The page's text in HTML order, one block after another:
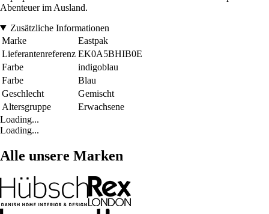
Abenteuer im Ausland.
Zusätzliche Informationen
Marke
Eastpak
Lieferantenreferenz EK0A5BHIB0E
Farbe
indigoblau
Farbe
Blau
Geschlecht
Gemischt
Altersgruppe
Erwachsene
Loading...
Loading...
Alle unsere Marken